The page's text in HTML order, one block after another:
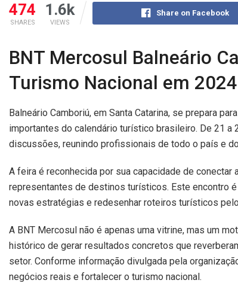
474
SHARES
1.6k
VIEWS
Share on Facebook
BNT Mercosul Balneário
Turismo Nacional em 2024
Balneário Camboriú, em Santa Catarina, se prepara
importantes do calendário turístico brasileiro. De 21
discussões, reunindo profissionais de todo o país e
A feira é reconhecida por sua capacidade de
representantes de destinos turísticos. Este encontro
novas estratégias e redesenhar roteiros turísticos
A BNT Mercosul não é apenas uma vitrine, mas um
histórico de gerar resultados concretos que
setor. Conforme informação divulgada pela
negócios reais e fortalecer o turismo nacional.